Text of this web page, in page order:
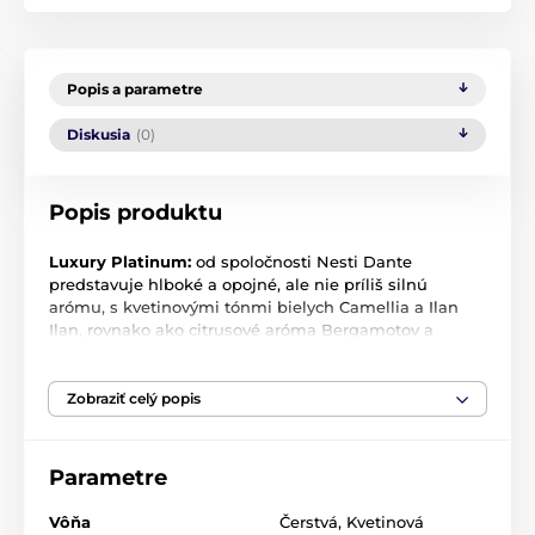
Popis a parametre
Diskusia (0)
Popis produktu
Luxury Platinum: od spoločnosti Nesti Dante
predstavuje hlboké a opojné, ale nie príliš silnú
arómu, s kvetinovými tónmi bielych Camellia a Ilan
Ilan, rovnako ako citrusové aróma Bergamotov a
Sprchový gél Nesti Dante Platinumje nevyhnutnou
zamatovo jemnú a hebkú. Vytvára pri umývaní bohatú
Zobraziť celý popis
Parametre
Vôňa Čerstvá, Kvetinová